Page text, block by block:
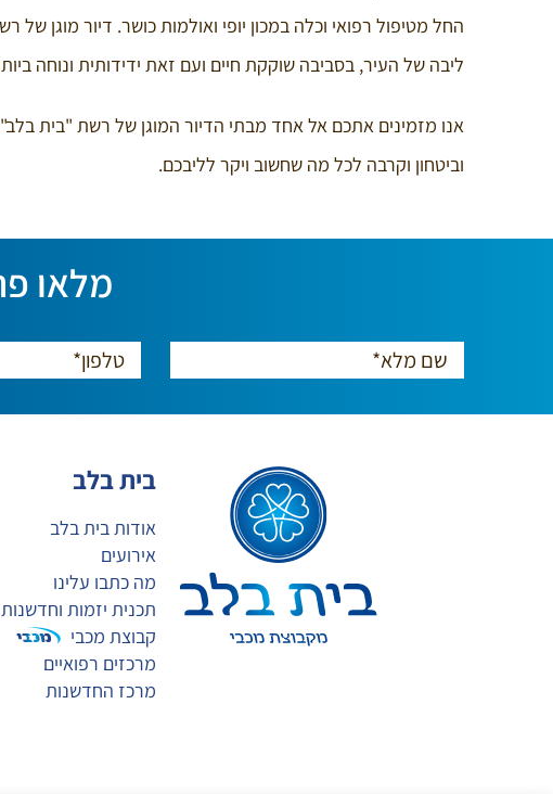
החל מטיפול רפואי וכלה במכון יופי ואולמות כושר. דיור מוגן
ליבה של העיר, בסביבה שוקקת חיים ועם זאת ידידותית ונוחה
אנו מזמינים אתכם אל אחד מבתי הדיור המוגן של רשת "בית
וביטחון וקרבה לכל מה שחשוב ויקר לליבכם.
מלאו
בית בלב
אודות בית בלב
אירועים
מה כתבו עלינו
תכנית יזמות וחדשנות
קבוצת מכבי
מרכזים רפואיים
מרכז החדשנות